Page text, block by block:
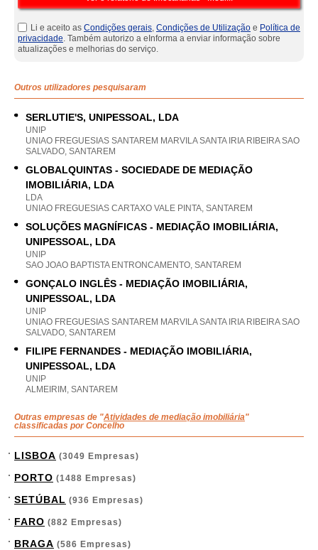
Li e aceito as Condições gerais, Condições de Utilização e Política de
privacidade. Também autorizo a eInforma a enviar informação sobre
atualizações e melhorias do serviço.
Outros utilizadores pesquisaram
SERLUTIE'S, UNIPESSOAL, LDA
UNIP
UNIAO FREGUESIAS SANTAREM MARVILA SANTA IRIA RIBEIRA SAO
SALVADO, SANTAREM
GLOBALQUINTAS - SOCIEDADE DE MEDIAÇÃO
IMOBILIÁRIA, LDA
LDA
UNIAO FREGUESIAS CARTAXO VALE PINTA, SANTAREM
SOLUÇÕES MAGNÍFICAS - MEDIAÇÃO IMOBILIÁRIA,
UNIPESSOAL, LDA
UNIP
SAO JOAO BAPTISTA ENTRONCAMENTO, SANTAREM
GONÇALO INGLÊS - MEDIAÇÃO IMOBILIÁRIA,
UNIPESSOAL, LDA
UNIP
UNIAO FREGUESIAS SANTAREM MARVILA SANTA IRIA RIBEIRA SAO
SALVADO, SANTAREM
FILIPE FERNANDES - MEDIAÇÃO IMOBILIÁRIA,
UNIPESSOAL, LDA
UNIP
ALMEIRIM, SANTAREM
Outras empresas de "Atividades de mediação imobiliária"
classificadas por Concelho
LISBOA (3049 Empresas)
PORTO (1488 Empresas)
SETÚBAL (936 Empresas)
FARO (882 Empresas)
BRAGA (586 Empresas)